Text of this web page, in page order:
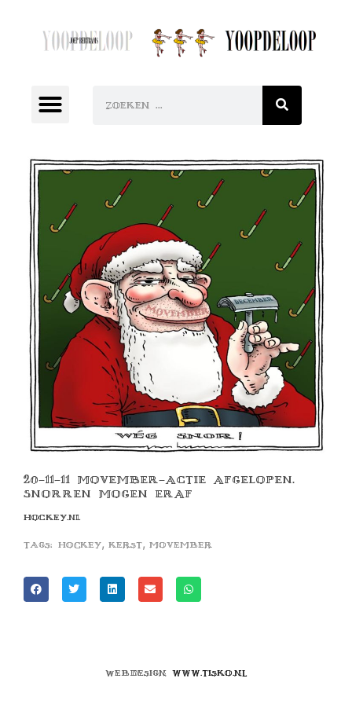
20-11-11 MOVEMBER-ACTIE AFGELOPEN.
SNORREN MOGEN ERAF
HOCKEY.NL
Tags: hockey, kerst, movember
Webdesign www.tisko.nl